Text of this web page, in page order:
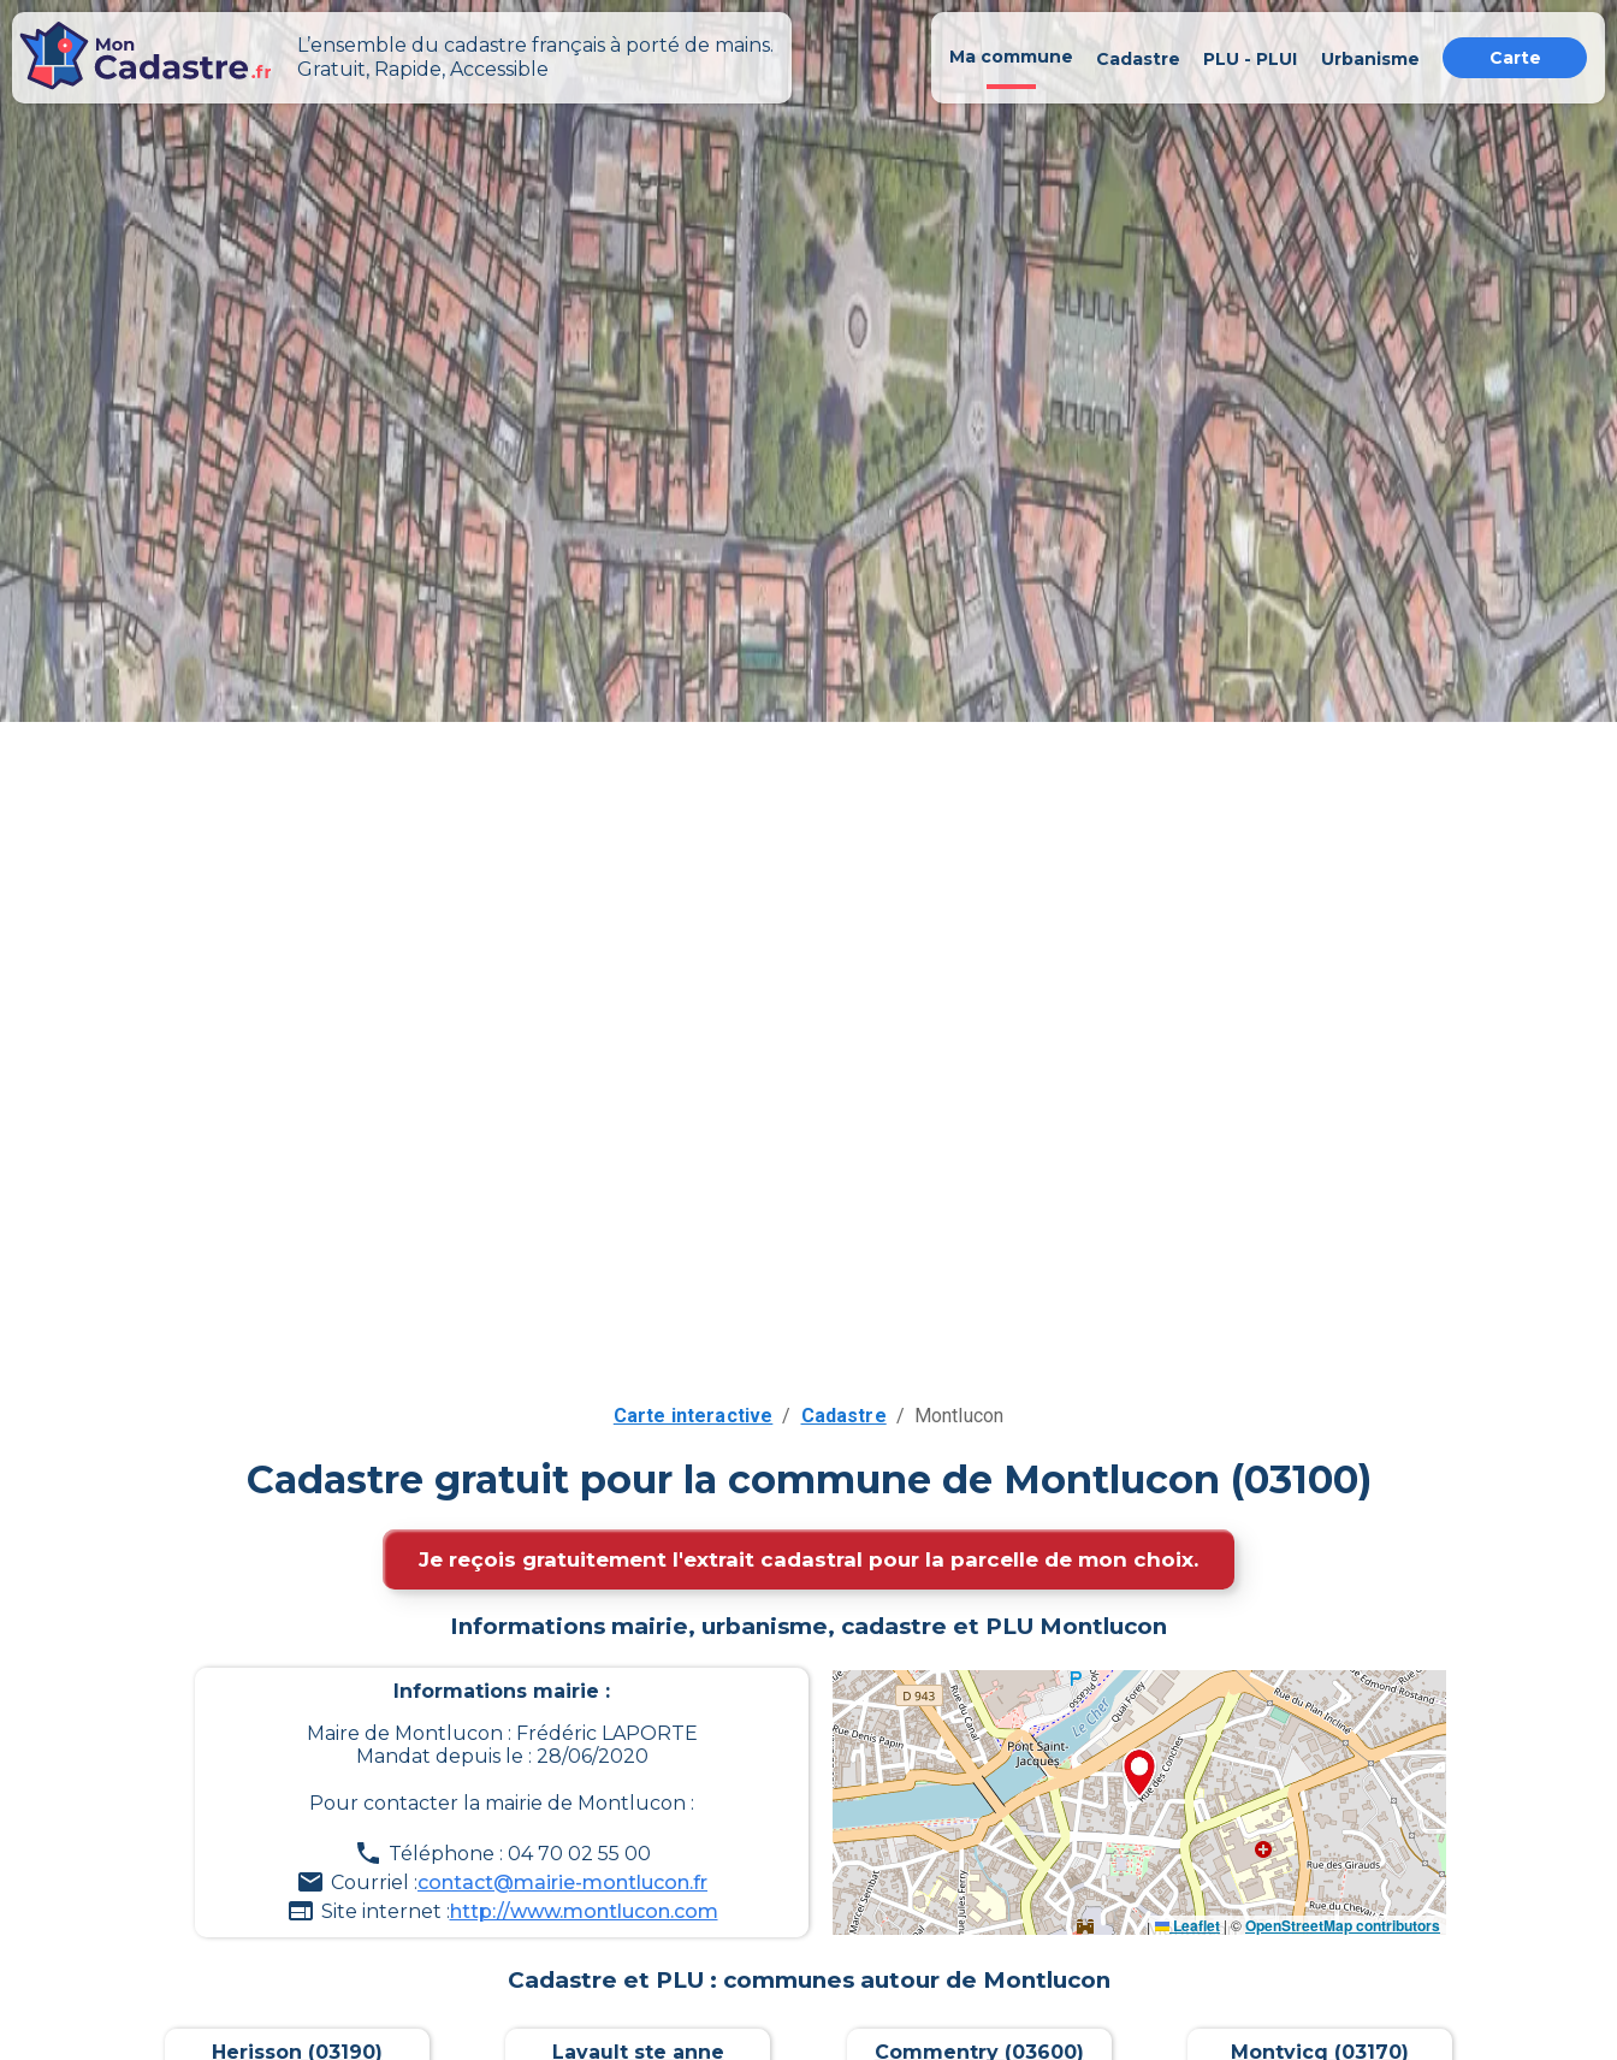
L’ensemble du cadastre français à porté de mains.
Gratuit, Rapide, Accessible
Ma commune Cadastre PLU - PLUI Urbanisme Carte
Carte interactive / Cadastre / Montlucon
Cadastre gratuit pour la commune de Montlucon (03100)
Je reçois gratuitement l'extrait cadastral pour la parcelle de mon choix.
Informations mairie, urbanisme, cadastre et PLU Montlucon
Informations mairie :
Maire de Montlucon : Frédéric LAPORTE
Mandat depuis le : 28/06/2020
Pour contacter la mairie de Montlucon :
Téléphone : 04 70 02 55 00
Courriel :contact@mairie-montlucon.fr
Site internet :http://www.montlucon.com
Leaflet|©OpenStreetMap contributors
Cadastre et PLU : communes autour de Montlucon
Herisson (03190)
Lavault ste anne
Commentry (03600)
Montvicq (03170)